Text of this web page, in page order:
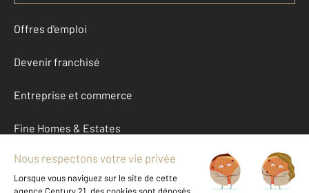
Offres d'emploi
Devenir franchisé
Entreprise et commerce
Fine Homes & Estates
À propos